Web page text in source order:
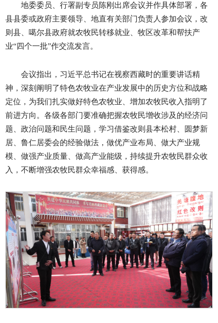
地委委员、行署副专员陈刚出席会议并作具体部署，各
县县委或政府主要领导、地直有关部门负责人参加会议，改
则县、噶尔县政府就农牧民转移就业、牧区改革和帮扶产
业“四个一批”作交流发言。
会议指出，习近平总书记在视察西藏时的重要讲话精
神，深刻阐明了特色农牧业在产业发展中的历史方位和战略
定位，为我们扎实做好特色农牧业、增加农牧民收入指明了
前进方向。各级各部门要准确把握农牧民增收涉及的经济问
题、政治问题和民生问题，学习借鉴改则县本松村、圆梦新
居、鲁仁居委会的经验做法，做优产业布局、做大产业规
模、做强产业质量、做高产业能级，持续提升农牧民群众收
入，不断增强农牧民群众幸福感、获得感。